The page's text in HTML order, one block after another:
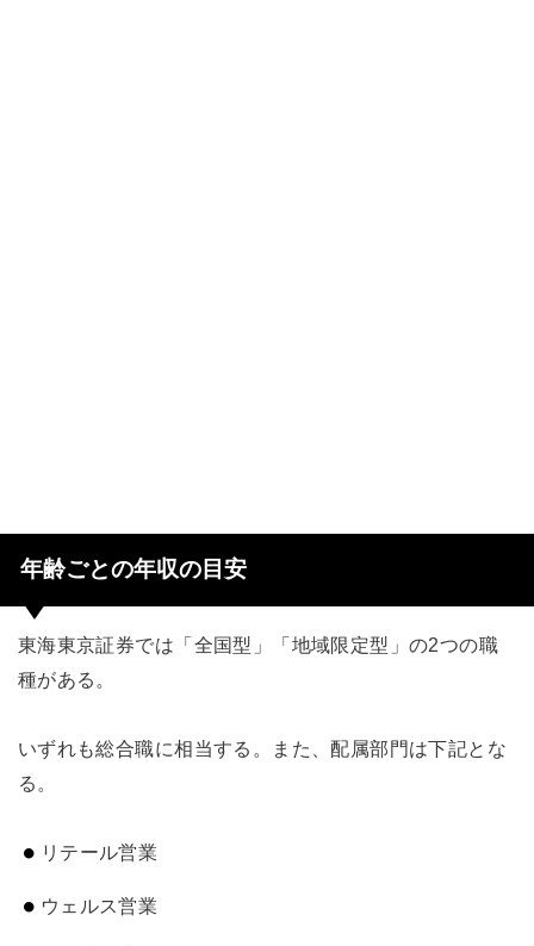
年齢ごとの年収の目安
東海東京証券では「全国型」「地域限定型」の2つの職
種がある。
いずれも総合職に相当する。また、配属部門は下記とな
る。
リテール営業
ウェルス営業